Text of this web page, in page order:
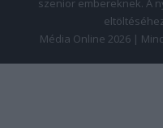
szenior embereknek. A
Média Online 2026 |